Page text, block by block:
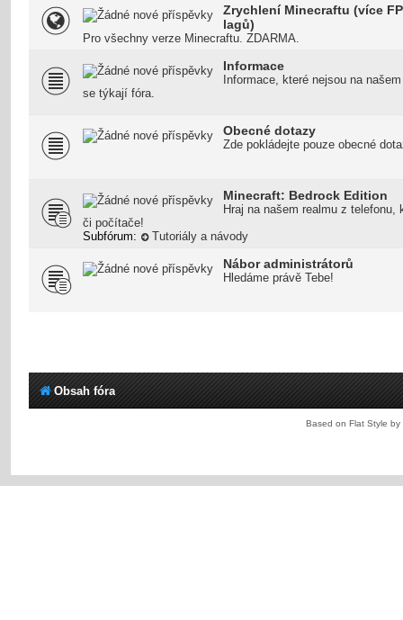
Zrychlení Minecraftu (více
lagů)
Pro všechny verze Minecraftu. ZDARMA.
Informace
Informace, které nejsou na
se týkají fóra.
Obecné dotazy
Zde pokládejte pouze obecné
Minecraft: Bedrock Edition
Hraj na našem realmu z telefonu,
či počítače!
Subfórum:
Tutoriály a návody
Nábor administrátorů
Hledáme právě Tebe!
Obsah fóra
Based on Flat Style by